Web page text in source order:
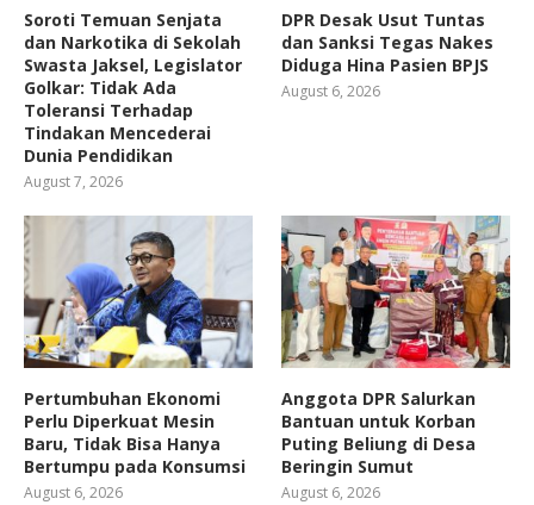
Soroti Temuan Senjata
dan Narkotika di Sekolah
Swasta Jaksel, Legislator
Golkar: Tidak Ada
Toleransi Terhadap
Tindakan Mencederai
Dunia Pendidikan
August 7, 2026
DPR Desak Usut Tuntas
dan Sanksi Tegas Nakes
Diduga Hina Pasien BPJS
August 6, 2026
Pertumbuhan Ekonomi
Perlu Diperkuat Mesin
Baru, Tidak Bisa Hanya
Bertumpu pada Konsumsi
August 6, 2026
Anggota DPR Salurkan
Bantuan untuk Korban
Puting Beliung di Desa
Beringin Sumut
August 6, 2026